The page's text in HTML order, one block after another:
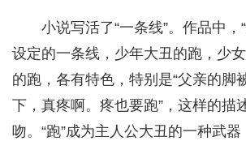
小说写活了“一条线”。作品中，
设定的一条线，少年大丑的跑，少
的跑，各有特色，特别是“父亲的脚
下，真疼啊。疼也要跑”，这样的描
吻。“跑”成为主人公大丑的一种武